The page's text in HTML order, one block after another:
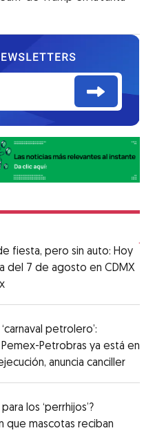
fiesta, pero sin auto: Hoy
del 7 de agosto en CDMX
petrolero’:
Petrobras ya está en
anuncia canciller
los ‘perrhijos’?
que mascotas reciban